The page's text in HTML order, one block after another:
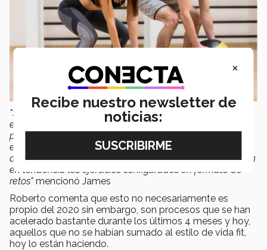
"Sigue siendo muy buen momento para que los
emprendedores arranquen con experiencias que
promuevan un estilo de vida saludable. Se puede
emprender incluso de manera digital con
algunas rutinas, ejercicios y/o recetas. Por ejemplo, están
en tendencia los ejercicios configurados en formato de
retos" mencionó James
Roberto comenta que esto no necesariamente es
propio del 2020 sin embargo, son procesos que se han
acelerado bastante durante los últimos 4 meses y hoy,
aquellos que no se habían sumado al estilo de vida fit,
hoy lo están haciendo.
×
Recibe nuestro newsletter de
noticias: